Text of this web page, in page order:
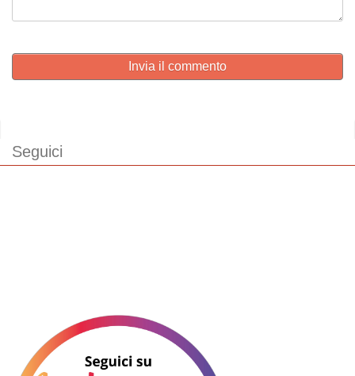
Invia il commento
Seguici